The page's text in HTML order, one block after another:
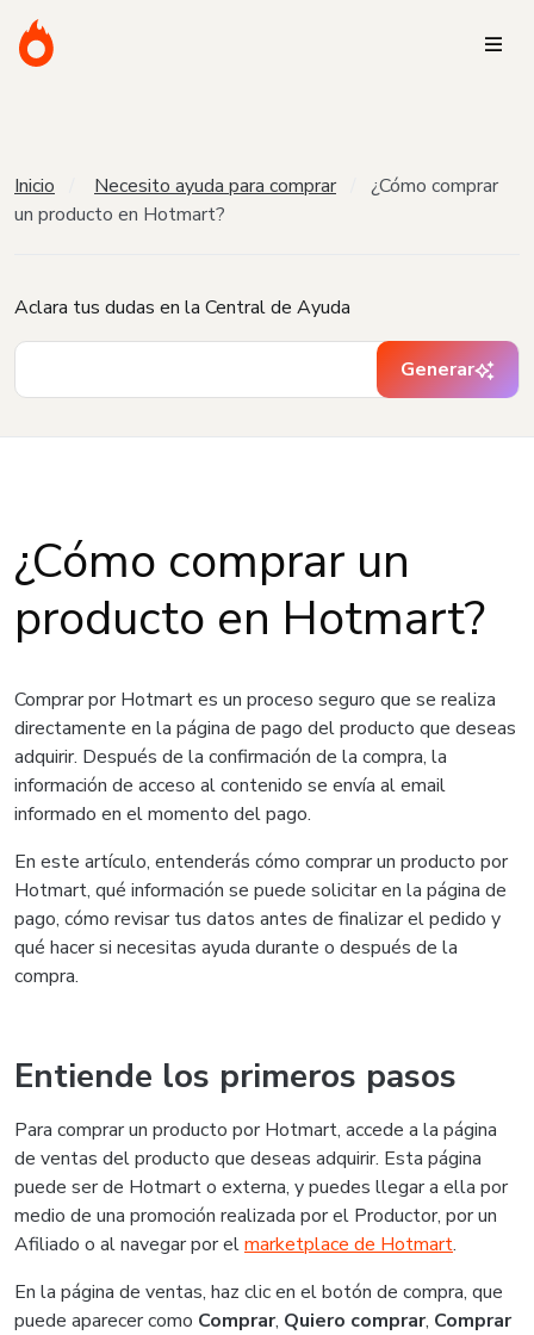
Inicio Necesito ayuda para comprar
¿Cómo comprar
un producto en Hotmart?
Aclara tus dudas en la Central de Ayuda
Generar
¿Cómo comprar un
producto en Hotmart?
Comprar por Hotmart es un proceso seguro que se realiza
directamente en la página de pago del producto que deseas
adquirir. Después de la confirmación de la compra, la
información de acceso al contenido se envía al email
informado en el momento del pago.
En este artículo, entenderás cómo comprar un producto por
Hotmart, qué información se puede solicitar en la página de
pago, cómo revisar tus datos antes de finalizar el pedido y
qué hacer si necesitas ayuda durante o después de la
compra.
Entiende los primeros pasos
Para comprar un producto por Hotmart, accede a la página
de ventas del producto que deseas adquirir. Esta página
puede ser de Hotmart o externa, y puedes llegar a ella por
medio de una promoción realizada por el Productor, por un
Afiliado o al navegar por elmarketplace de Hotmart.
En la página de ventas, haz clic en el botón de compra, que
puede aparecer como Comprar, Quiero comprar, Comprar